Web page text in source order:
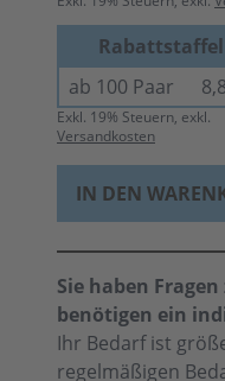
Rabattstaffel
ab 100 Paar
Exkl. 19% Steuern, exkl.
Versandkosten
IN DEN
Sie haben
benötigen ein
Ihr Bedarf ist
regelmäßigen